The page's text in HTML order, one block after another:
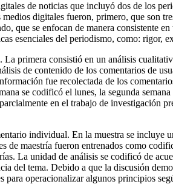
de noticias que incluyó dos de los
digitales fueron, primero, que son
que se enfocan de manera
esenciales del periodismo, como: rigor,
primera consistió en un análisis
de contenido de los comentarios de
fue recolectada de los
se codificó el lunes, la segunda
en el trabajo de investigación
individual. En la muestra se
de maestría fueron entrenados como
La unidad de análisis se codificó de
del tema. Debido a que la discusión
para operacionalizar algunos principios